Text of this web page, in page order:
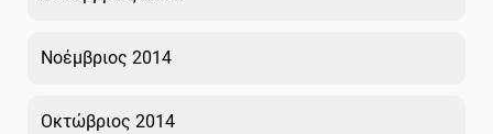
Νοέμβριος 2014
Οκτώβριος 2014